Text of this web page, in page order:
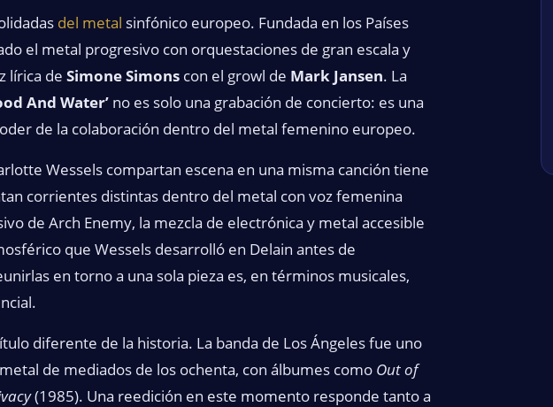
del metal sinfónico europeo. Fundada en los Países
el metal progresivo con orquestaciones de gran escala y
lírica de Simone Simons con el growl de Mark Jansen. La
And Water’ no es solo una grabación de concierto: es una
de la colaboración dentro del metal femenino europeo.
Wessels compartan escena en una misma canción tiene
corrientes distintas dentro del metal con voz femenina
de Arch Enemy, la mezcla de electrónica y metal accesible
que Wessels desarrolló en Delain antes de
en torno a una sola pieza es, en términos musicales,
diferente de la historia. La banda de Los Ángeles fue uno
de mediados de los ochenta, con álbumes como Out of
(1985). Una reedición en este momento responde tanto a